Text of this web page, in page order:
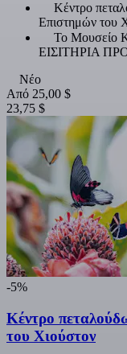
Κέντρο
Επιστημών του
Το Μουσείο
ΕΙΣΙΤΗΡΙΑ
Νέο
Από 25,00 $
23,75 $
-5%
Κέντρο
του Χιούστον